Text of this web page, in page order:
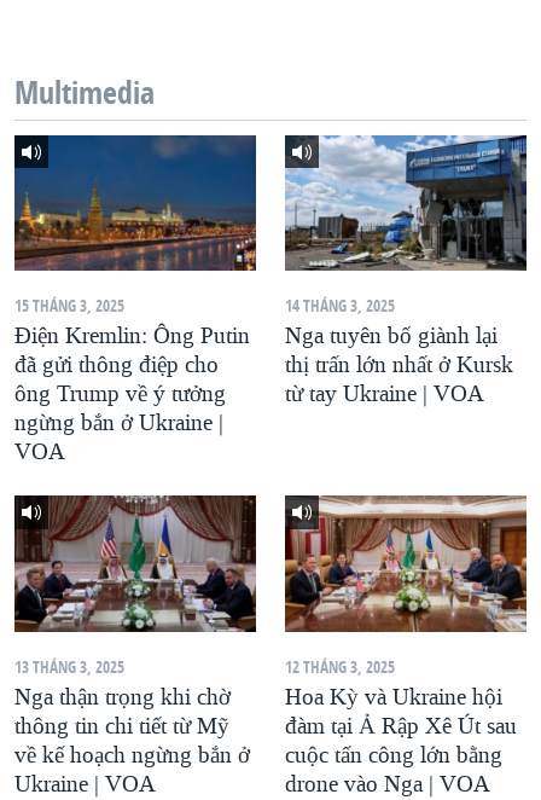
Multimedia
15 THÁNG 3, 2025
Điện Kremlin: Ông Putin
đã gửi thông điệp cho
ông Trump về ý tưởng
ngừng bắn ở Ukraine |
VOA
14 THÁNG 3, 2025
Nga tuyên bố giành lại
thị trấn lớn nhất ở Kursk
từ tay Ukraine | VOA
13 THÁNG 3, 2025
Nga thận trọng khi chờ
thông tin chi tiết từ Mỹ
về kế hoạch ngừng bắn ở
Ukraine | VOA
12 THÁNG 3, 2025
Hoa Kỳ và Ukraine hội
đàm tại Ả Rập Xê Út sau
cuộc tấn công lớn bằng
drone vào Nga | VOA